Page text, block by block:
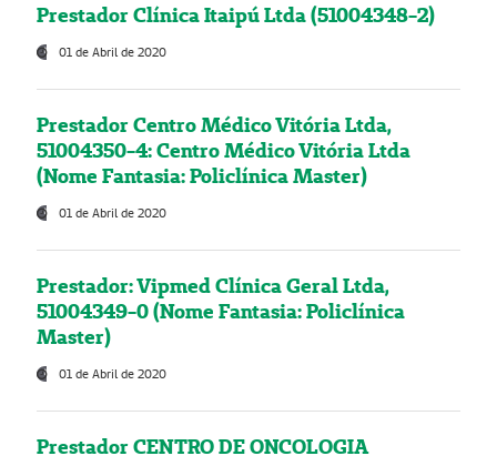
Prestador Clínica Itaipú Ltda (51004348-2)
01 de Abril de 2020
Prestador Centro Médico Vitória Ltda,
51004350-4: Centro Médico Vitória Ltda
(Nome Fantasia: Policlínica Master)
01 de Abril de 2020
Prestador: Vipmed Clínica Geral Ltda,
51004349-0 (Nome Fantasia: Policlínica
Master)
01 de Abril de 2020
Prestador CENTRO DE ONCOLOGIA